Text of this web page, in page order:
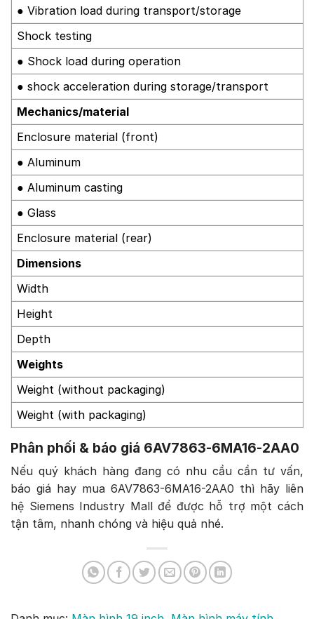
● Vibration load during transport/storage
Shock testing
● Shock load during operation
● shock acceleration during storage/transport
Mechanics/material
Enclosure material (front)
● Aluminum
● Aluminum casting
● Glass
Enclosure material (rear)
Dimensions
Width
Height
Depth
Weights
Weight (without packaging)
Weight (with packaging)
Phân phối & báo giá 6AV7863-6MA16-2AA0
Nếu quý khách hàng đang có nhu cầu cần tư vấn,
báo giá hay mua 6AV7863-6MA16-2AA0 thì hãy liên
hệ Siemens Industry Mall để được hỗ trợ một cách
tận tâm, nhanh chóng và hiệu quả nhé.